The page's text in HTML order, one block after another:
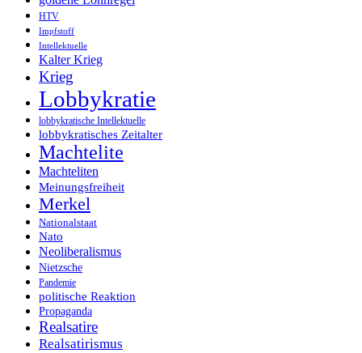
HTV
Impfstoff
Intellektuelle
Kalter Krieg
Krieg
Lobbykratie
lobbykratische Intellektuelle
lobbykratisches Zeitalter
Machtelite
Machteliten
Meinungsfreiheit
Merkel
Nationalstaat
Nato
Neoliberalismus
Nietzsche
Pandemie
politische Reaktion
Propaganda
Realsatire
Realsatirismus